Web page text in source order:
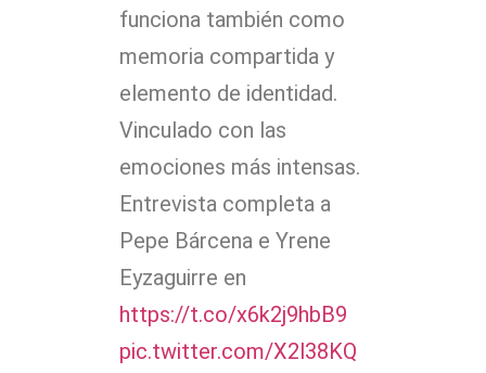
funciona también como
memoria compartida y
elemento de identidad.
Vinculado con las
emociones más intensas.
Entrevista completa a
Pepe Bárcena e Yrene
Eyzaguirre en
https://t.co/x6k2j9hbB9
pic.twitter.com/X2l38KQ